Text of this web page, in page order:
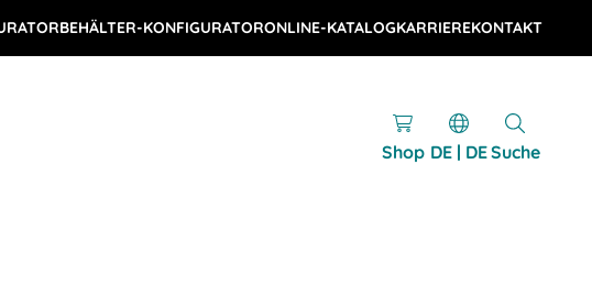
BEHÄLTER-KONFIGURATORONLINE-KATALOGKARRIEREKONTAKT
Shop DE | DESuche